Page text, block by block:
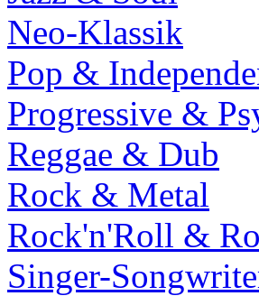
Neo-Klassik
Pop &
Progressive &
Reggae & Dub
Rock & Metal
Rock'n'Roll &
Singer-